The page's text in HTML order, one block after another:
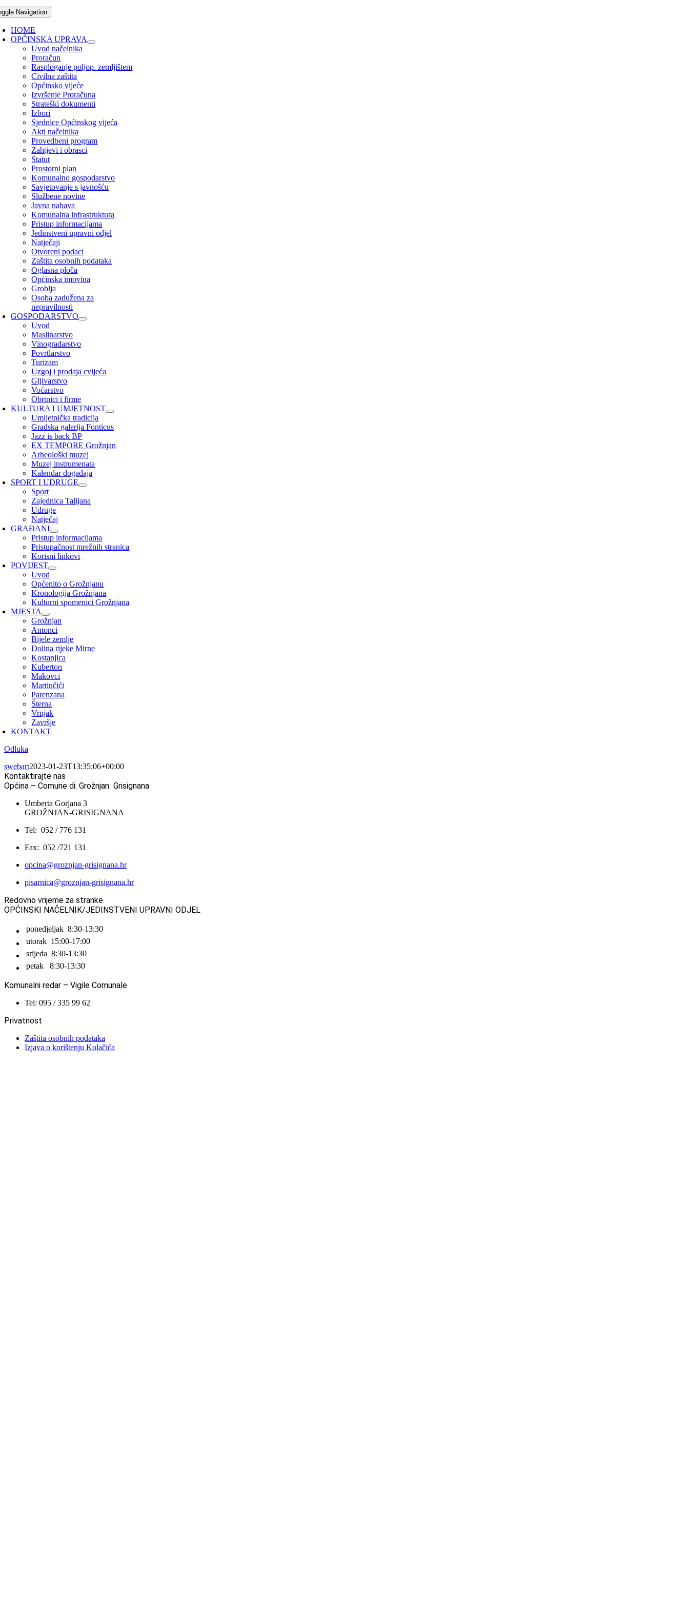
Navigation
HOME
OPĆINSKA UPRAVA
Uvod načelnika
Proračun
Rasploganje poljop. zemljištem
Civilna zaštita
Općinsko vijeće
Izvršenje Proračuna
Strateški dokumenti
Izbori
Sjednice Općinskog vijeća
Akti načelnika
Provedbeni program
Zahtjevi i obrasci
Statut
Prostorni plan
Komunalno gospodarstvo
Savjetovanje s javnošću
Službene novine
Javna nabava
Komunalna infrastruktura
Pristup informacijama
Jedinstveni upravni odjel
Natječaji
Otvoreni podaci
Zaštita osobnih podataka
Oglasna ploča
Općinska imovina
Groblja
Osoba zadužena za
nepravilnosti
GOSPODARSTVO
Uvod
Maslinarstvo
Vinogradarstvo
Povrtlarstvo
Turizam
Uzgoj i prodaja cvijeća
Gljivarstvo
Voćarstvo
Obrtnici i firme
KULTURA I UMJETNOST
Umijetnička tradicija
Gradska galerija Fonticus
Jazz is back BP
EX TEMPORE Grožnjan
Arheološki muzej
Muzej instrumenata
Kalendar događaja
SPORT I UDRUGE
Sport
Zajednica Talijana
Udruge
Natječaj
GRAĐANI
Pristup informacijama
Pristupačnost mrežnih stranica
Korisni linkovi
POVIJEST
Uvod
Općenito o Grožnjanu
Kronologija Grožnjana
Kulturni spomenici Grožnjana
MJESTA
Grožnjan
Antonci
Bijele zemlje
Dolina rijeke Mirne
Kostanjica
Kuberton
Makovci
Martinčići
Parenzana
Šterna
Vrnjak
Završje
KONTAKT
Odluka
swebart2023-01-23T13:35:06+00:00
Kontaktirajte nas
Općina – Comune di: Grožnjan Grisignana
Umberta Gorjana 3
GROŽNJAN-GRISIGNANA
Tel: 052 / 776 131
Fax: 052 /721 131
opcina@groznjan-grisignana.hr
pisarnica@groznjan-grisignana.hr
Redovno vrijeme za stranke
OPĆINSKI NAČELNIK/JEDINSTVENI UPRAVNI ODJEL
ponedjeljak 8:30-13:30
utorak 15:00-17:00
srijeda 8:30-13:30
petak
8:30-13:30
Komunalni redar – Vigile Comunale
Tel: 095 / 335 99 62
Privatnost
Zaštita osobnih podataka
Izjava o korištenju Kolačića